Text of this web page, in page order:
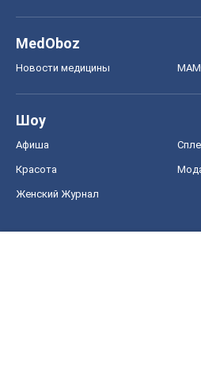
MedOboz
Новости медицины
Шоу
Афиша
Красота
Женский Журнал